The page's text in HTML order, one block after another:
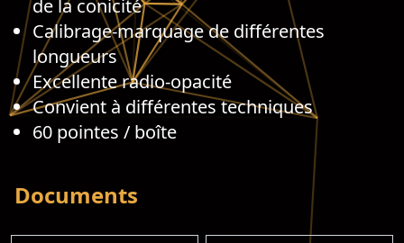
de la conicité
Calibrage-marquage de différentes
longueurs
Excellente radio-opacité
Convient à différentes techniques
60 pointes / boîte
Documents